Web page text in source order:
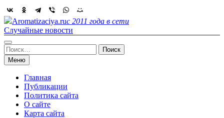
Skip
to
content
Aromatizaciya.ruс 2011 года в сети
Случайные новости
Найти:
Меню
Главная
Публикации
Политика сайта
О сайте
Карта сайта